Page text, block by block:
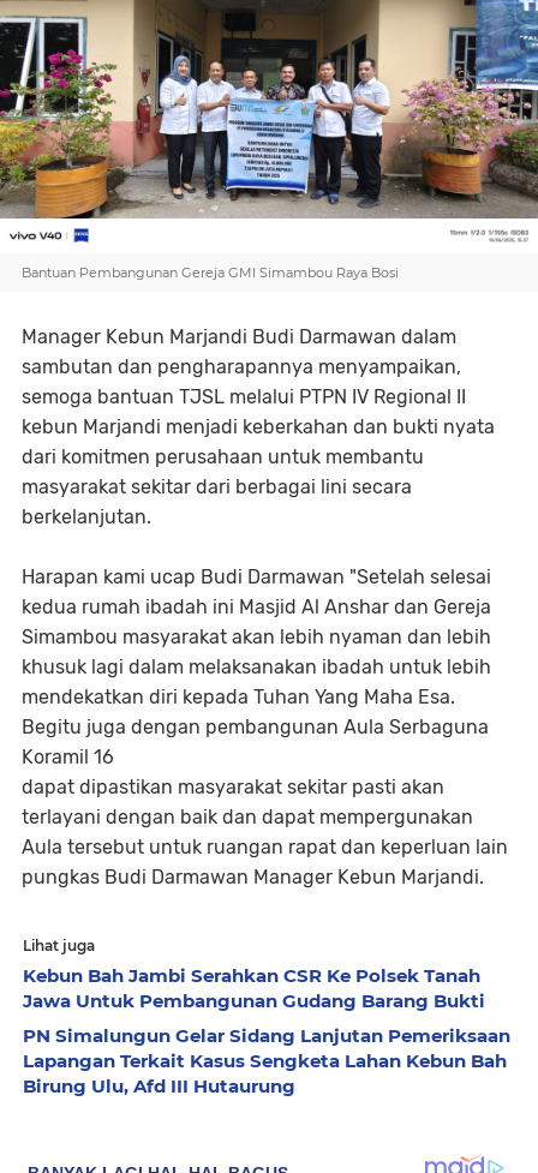
Bantuan Pembangunan Gereja GMI Simambou Raya Bosi
Manager Kebun Marjandi Budi Darmawan dalam
sambutan dan pengharapannya menyampaikan,
semoga bantuan TJSL melalui PTPN IV Regional II
kebun Marjandi menjadi keberkahan dan bukti nyata
dari komitmen perusahaan untuk membantu
masyarakat sekitar dari berbagai lini secara
berkelanjutan.
Harapan kami ucap Budi Darmawan "Setelah selesai
kedua rumah ibadah ini Masjid Al Anshar dan Gereja
Simambou masyarakat akan lebih nyaman dan lebih
khusuk lagi dalam melaksanakan ibadah untuk lebih
mendekatkan diri kepada Tuhan Yang Maha Esa.
Begitu juga dengan pembangunan Aula Serbaguna
Koramil 16
dapat dipastikan masyarakat sekitar pasti akan
terlayani dengan baik dan dapat mempergunakan
Aula tersebut untuk ruangan rapat dan keperluan lain
pungkas Budi Darmawan Manager Kebun Marjandi.
Lihat juga
Kebun Bah Jambi Serahkan CSR Ke Polsek Tanah
Jawa Untuk Pembangunan Gudang Barang Bukti
PN Simalungun Gelar Sidang Lanjutan Pemeriksaan
Lapangan Terkait Kasus Sengketa Lahan Kebun Bah
Birung Ulu, Afd III Hutaurung